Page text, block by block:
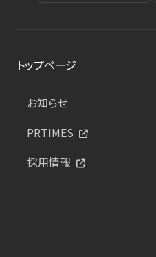
トップページ
お知らせ
PRTIMES
採用情報